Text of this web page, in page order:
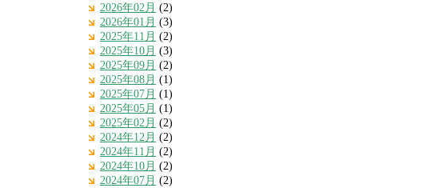
2026年02月 (2)
2026年01月 (3)
2025年11月 (2)
2025年10月 (3)
2025年09月 (2)
2025年08月 (1)
2025年07月 (1)
2025年05月 (1)
2025年02月 (2)
2024年12月 (2)
2024年11月 (2)
2024年10月 (2)
2024年07月 (2)